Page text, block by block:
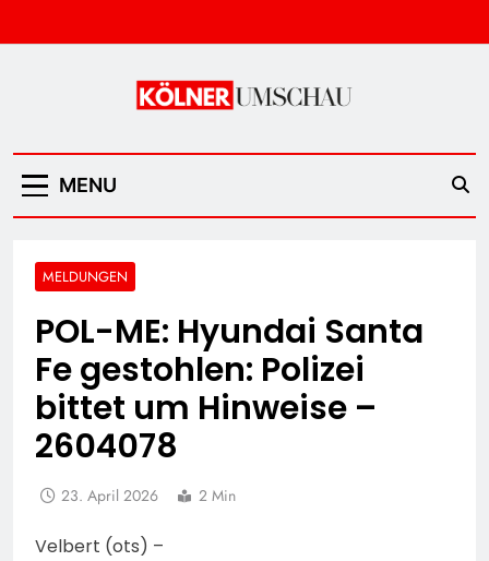
to
Kölner Umschau
MENU
MELDUNGEN
POL-ME: Hyundai Santa
Fe gestohlen: Polizei
bittet um Hinweise –
2604078
23. April 2026 2 Min
Velbert (ots) –